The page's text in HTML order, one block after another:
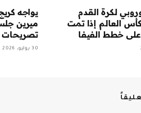
لكرة القدم
العالم إذا تمت
على خطط الفيفا
يواجه
ميرين
تصريحات
30 يوليو، 2026